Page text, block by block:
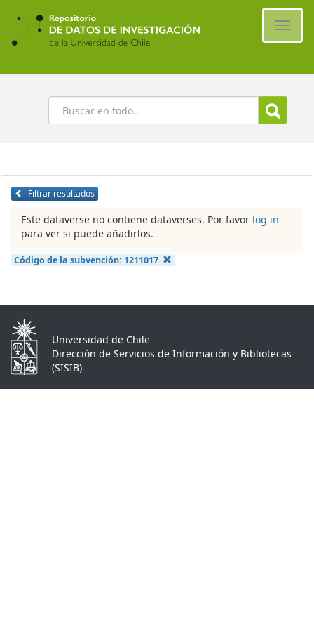
Ir
contenido
principal
Buscar
Filtrar resultados
Este dataverse no contiene dataverses. Por favor log in
para ver si puede añadirlos.
Código de la subvención: 1211017
Universidad de Chile
Dirección de Servicios de Información y Bibliotecas
(SISIB)